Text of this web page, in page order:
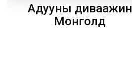
Адууны диваажин
Монголд